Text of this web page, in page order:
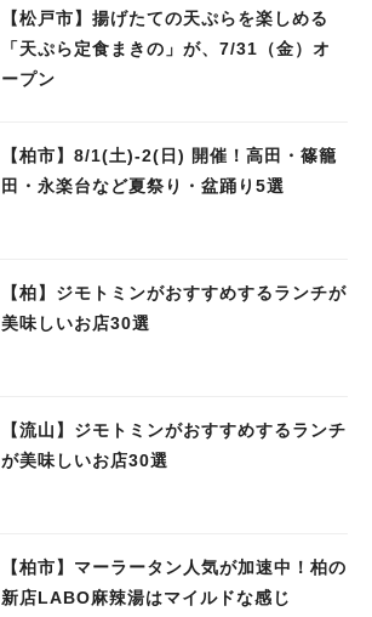
【松戸市】揚げたての天ぷらを楽しめる
「天ぷら定食まきの」が、7/31（金）オ
ープン
【柏市】8/1(土)‐2(日) 開催！高田・篠籠
田・永楽台など夏祭り・盆踊り5選
【柏】ジモトミンがおすすめするランチが
美味しいお店30選
【流山】ジモトミンがおすすめするランチ
が美味しいお店30選
【柏市】マーラータン人気が加速中！柏の
新店LABO麻辣湯はマイルドな感じ